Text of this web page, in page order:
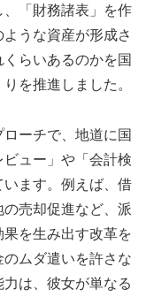
「財務諸表」を作
うな資産が形成さ
らいあるのかを国
を推進しました。
ーチで、地道に国
ュー」や「会計検
ます。例えば、借
売却促進など、派
を生み出す改革を
ムダ遣いを許さな
は、彼女が単なる